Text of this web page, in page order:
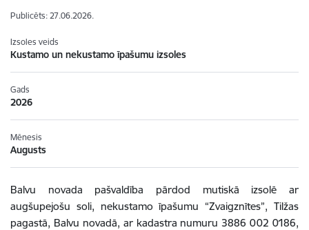
Publicēts: 27.06.2026.
Izsoles veids
Kustamo un nekustamo īpašumu izsoles
Gads
2026
Mēnesis
Augusts
Balvu novada pašvaldība pārdod mutiskā izsolē ar
augšupejošu soli, nekustamo īpašumu “Zvaigznītes”, Tilžas
pagastā, Balvu novadā, ar kadastra numuru 3886 002 0186,